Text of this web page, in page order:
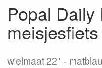
Popal
meisjesfiets
wielmaat 22''